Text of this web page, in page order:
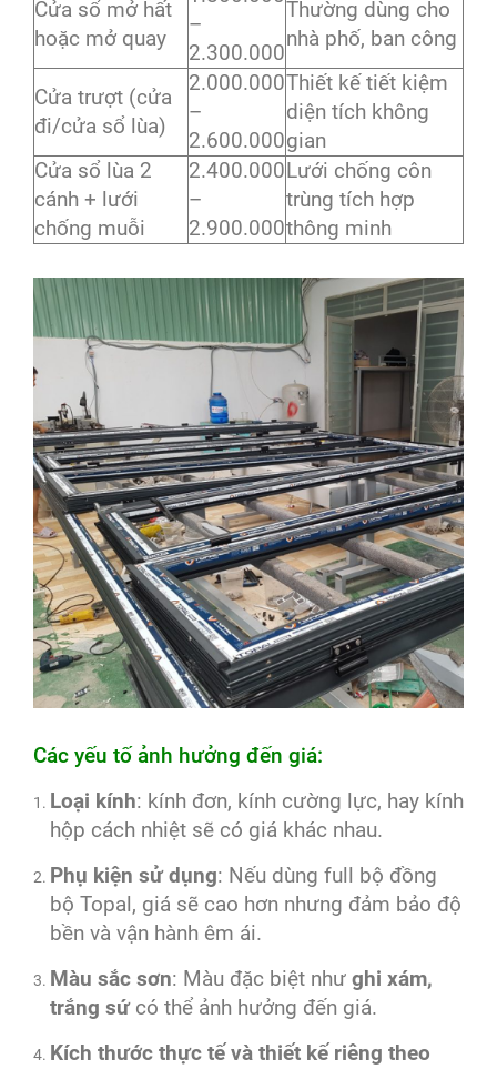
Cửa sổ mở hất
hoặc mở quay
–
2.300.000
Thường dùng cho
nhà phố, ban công
Cửa trượt (cửa
đi/cửa sổ lùa)
2.000.000
–
2.600.000
Thiết kế tiết kiệm
diện tích không
gian
Cửa sổ lùa 2
cánh + lưới
chống muỗi
2.400.000
–
2.900.000
Lưới chống côn
trùng tích hợp
thông minh
Các yếu tố ảnh hưởng đến giá:
Loại kính: kính đơn, kính cường lực, hay kính
hộp cách nhiệt sẽ có giá khác nhau.
Phụ kiện sử dụng: Nếu dùng full bộ đồng
bộ Topal, giá sẽ cao hơn nhưng đảm bảo độ
bền và vận hành êm ái.
Màu sắc sơn: Màu đặc biệt như ghi xám,
trắng sứcó thể ảnh hưởng đến giá.
Kích thước thực tế và thiết kế riêng theo